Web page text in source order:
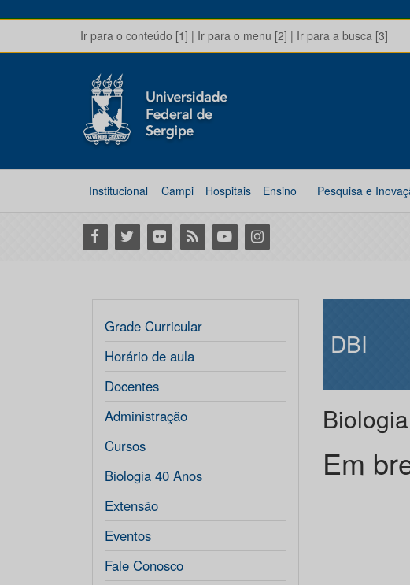
Ir para o conteúdo [1] | Ir para o menu [2] | Ir para a busca [3]
Institucional Campi Hospitais Ensino Pesquisa e
Facebook
Twitter Flickr RSS YoutubeInstagram
Grade Curricular
Horário de aula
Docentes
Administração
Cursos
Biologia 40 Anos
Extensão
Eventos
Fale Conosco
DBI
Em